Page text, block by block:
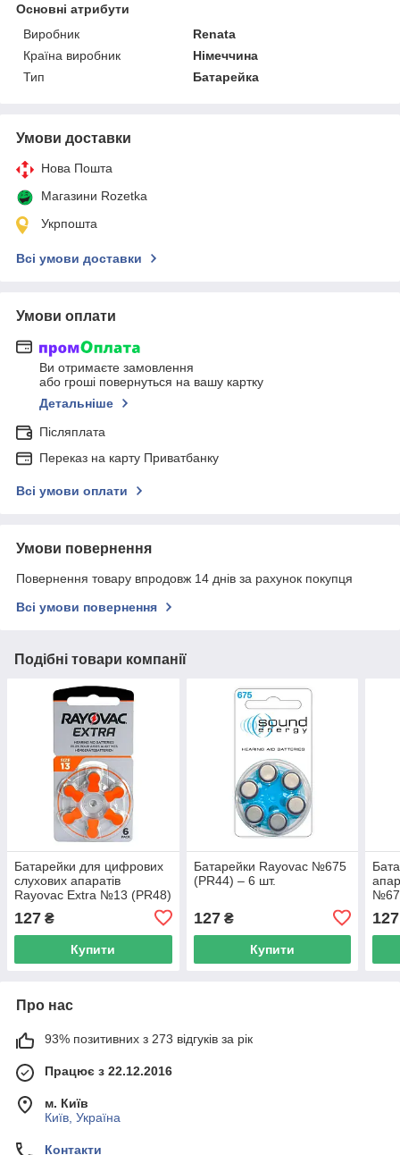
Основні атрибути
Виробник
Renata
Країна виробник
Німеччина
Тип
Батарейка
Умови доставки
Нова Пошта
Магазини Rozetka
Укрпошта
Всі умови доставки
Умови оплати
Ви отримаєте замовлення
або гроші повернуться на вашу картку
Детальніше
Післяплата
Переказ на карту Приватбанку
Всі умови оплати
Умови повернення
Повернення товару впродовж 14 днів за рахунок покупця
Всі умови повернення
Подібні товари компанії
Батарейки для цифрових
слухових апаратів
Rayovac Extra №13 (PR48)
127 ₴
Купити
Батарейки Rayovac №675
(PR44) – 6 шт.
127₴
Купити
127
Про нас
93% позитивних з 273 відгуків за рік
Працює з 22.12.2016
м. Київ
Київ, Україна
Контакти